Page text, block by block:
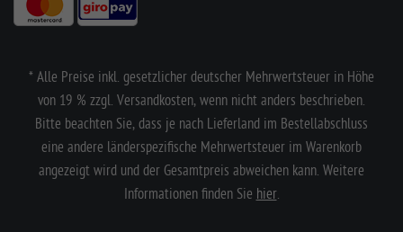
* Alle Preise inkl. gesetzlicher deutscher Mehrwertsteuer in Höhe
von 19 % zzgl. Versandkosten, wenn nicht anders beschrieben.
Bitte beachten Sie, dass je nach Lieferland im Bestellabschluss
eine andere länderspezifische Mehrwertsteuer im Warenkorb
angezeigt wird und der Gesamtpreis abweichen kann. Weitere
Informationen finden Sie hier.